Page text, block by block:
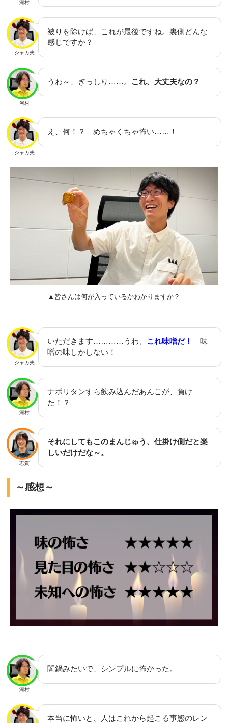
河村
シャカ夫
被りを除けば、これが最後ですね。裏側どんな
感じですか？
河村
うわ～、ぎっしり……。 これ、大丈夫なの？
シャカ夫
え、何！？ めちゃくちゃ怖い……！
▲皆さんは何が入っているかわかりますか？
シャカ夫
いただきます…………うわ、 これ味噌だ！
味
噌の味しかしない！
河村
ナポリタンすら飲み込んだあんこが、負け
た！？
志賀
それにしてもこのまんじゅう、仕掛け側だと楽
しいだけだな～。
～感想～
河村
闇鍋みたいで、シンプルに怖かった。
本当に怖いと、人はこれから起こる事態のレン